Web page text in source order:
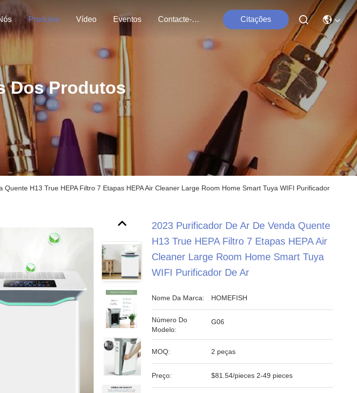
Produtos Vídeo Eventos Contacte-Nos Citações
Dos Produtos
Quente H13 True HEPA Filtro 7 Etapas HEPA Air Cleaner Large Room Home Smart Tuya WIFI Purificador
2023 Purificador De Ar De Venda Quente
H13 True HEPA Filtro 7 Etapas HEPA Air
Cleaner Large Room Home Smart Tuya
WIFI Purificador De Ar
Nome Da Marca: HOMEFISH
Número Do
Modelo:
G06
MOQ: 2 peças
Preço: $81.54/pieces 2-49 pieces